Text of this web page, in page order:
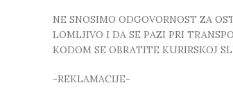
NE SNOSIMO ODGOVORNOST ZA
LOMLJIVO I DA SE PAZI PRI
KODOM SE OBRATITE KURIRSKOJ
-REKLAMACIJE-